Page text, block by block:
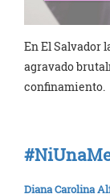
En El Salvador
agravado
confinamiento.
Diana Carolina